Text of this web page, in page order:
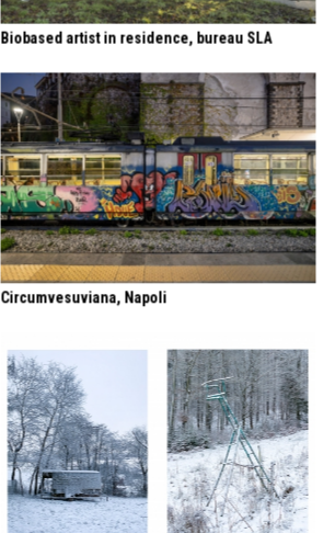
Biobased artist in residence, bureau SLA
Circumvesuviana, Napoli